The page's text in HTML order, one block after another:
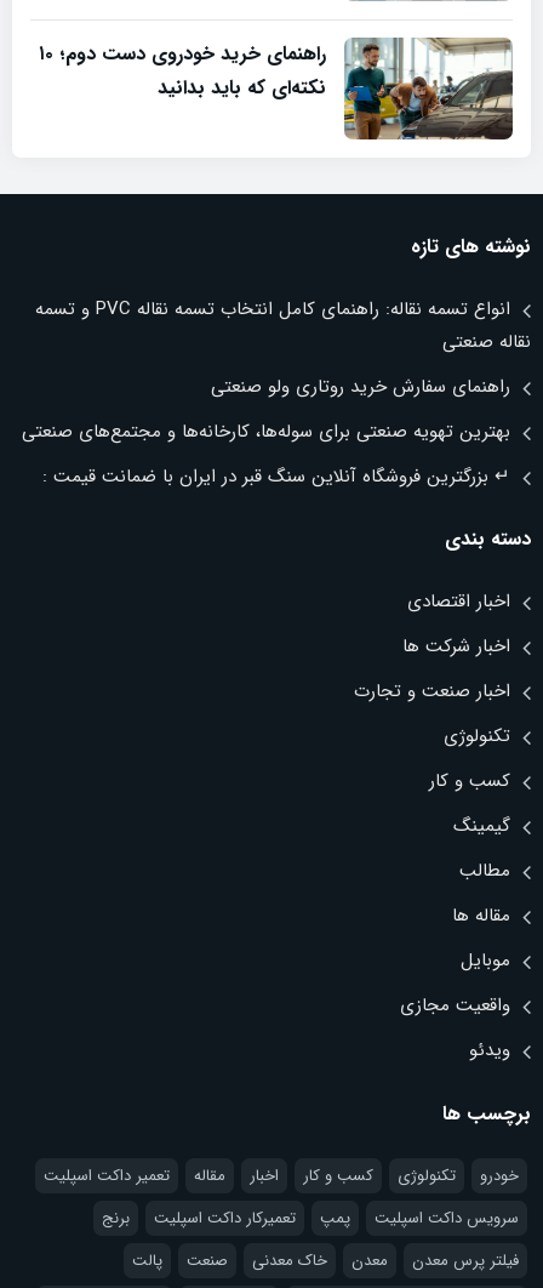
راهنمای خرید خودروی دست دوم؛ ۱۰
نکته‌ای که باید بدانید
نوشته های تازه
انواع تسمه نقاله: راهنمای کامل انتخاب تسمه نقاله PVC و تسمه
نقاله صنعتی
راهنمای سفارش خرید روتاری ولو صنعتی
بهترین تهویه صنعتی برای سوله‌ها، کارخانه‌ها و مجتمع‌های صنعتی
↵ بزرگترین فروشگاه آنلاین سنگ قبر در ایران با ضمانت قیمت :
دسته بندی
اخبار اقتصادی
اخبار شرکت ها
اخبار صنعت و تجارت
تکنولوژی
کسب و کار
گیمینگ
مطالب
مقاله ها
موبایل
واقعیت مجازی
ویدئو
برچسب ها
خودرو تکنولوژی کسب و کار اخبار مقاله
تعمیر داکت اسپلیت
سرویس داکت اسپلیت
پمپ تعمیرکار داکت اسپلیت
برنج
فیلتر پرس معدن
معدن خاک معدنی صنعت پالت